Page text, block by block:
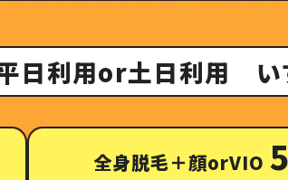
日利用or土日利用 い
全身脱毛＋顔orVIO5